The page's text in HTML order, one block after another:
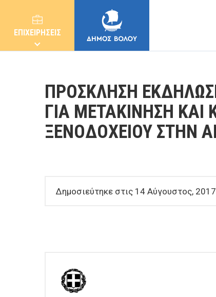
ΕΠΙΧΕΙΡΗΣΕΙΣ
ΠΡΟΣΚΛΗΣΗ
ΓΙΑ ΜΕΤΑΚΙΝΗΣΗ ΚΑΙ
ΞΕΝΟΔΟΧΕΙΟΥ ΣΤΗΝ
Δημοσιεύτηκε στις 14 Αύγουστος,